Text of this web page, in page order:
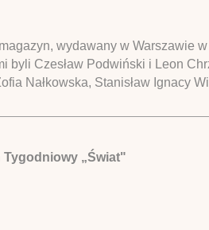
wydawany w Warszawie
byli Czesław Podwiński i Leon
Nałkowska, Stanisław Ignacy
Tygodniowy „Świat"